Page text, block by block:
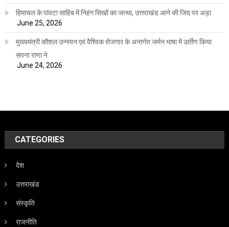
हिमाचल के पांवटा साहिब में निहंग सिखों का जत्था, उत्तराखंड आने की जिद पर अड़ा
June 25, 2026
मुख्यमंत्री कौशल उन्नयन एवं वैश्विक रोजगार के अन्तर्गत जर्मन भाषा में उर्तीण किया
सपना राणा ने
June 24, 2026
CATEGORIES
देश
उत्तराखंड
संस्कृति
राजनीति